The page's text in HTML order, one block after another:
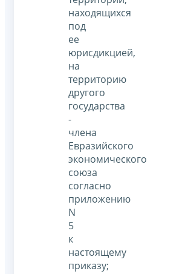
находящихся
под
ее
юрисдикцией,
на
территорию
другого
государства
-
члена
Евразийского
экономического
союза
согласно
приложению
N
5
к
настоящему
приказу;